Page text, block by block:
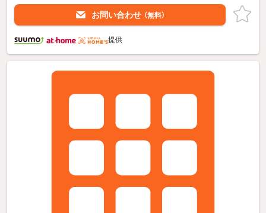
お問い合わせ （無料）
提供